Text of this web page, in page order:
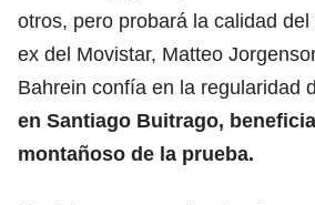
otros, pero probará la calidad
ex del Movistar, Matteo
Bahrein confía en la regularidad
en Santiago Buitrago,
montañoso de la prueba.